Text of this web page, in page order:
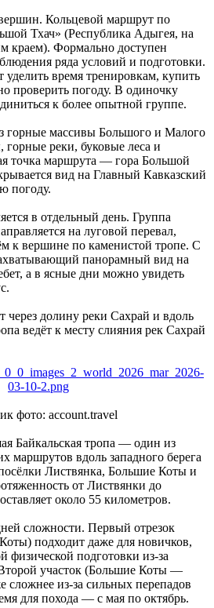
Кольцевой маршрут по
Тхач» (Республика Адыгея, на
краем). Формально доступен
ряда условий и подготовки.
время тренировкам, купить
проверить погоду. В одиночку
к более опытной группе.
горные массивы Большого и Малого
реки, буковые леса и
точка маршрута — гора Большой
вид на Главный Кавказский
погоду.
в отдельный день. Группа
на луговой перевал,
к вершине по каменистой тропе. С
панорамный вид на
а в ясные дни можно увидеть
через долину реки Сахрай и вдоль
ведёт к месту слияния рек Сахрай
фото: account.travel
Байкальская тропа — один из
маршрутов вдоль западного берега
Листвянка, Большие Коты и
от Листвянки до
около 55 километров.
сложности. Первый отрезок
подходит даже для новичков,
физической подготовки из-за
участок (Большие Коты —
сложнее из-за сильных перепадов
для похода — с мая по октябрь.